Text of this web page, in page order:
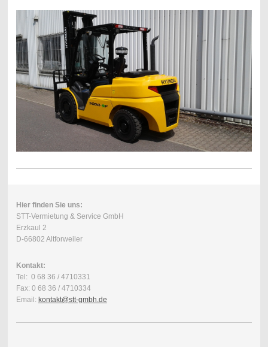
Hier finden Sie uns:
STT-Vermietung & Service GmbH
Erzkaul 2
D-66802 Altforweiler
Kontakt:
Tel: 0 68 36 / 4710331
Fax: 0 68 36 / 4710334
Email: kontakt@stt-gmbh.de